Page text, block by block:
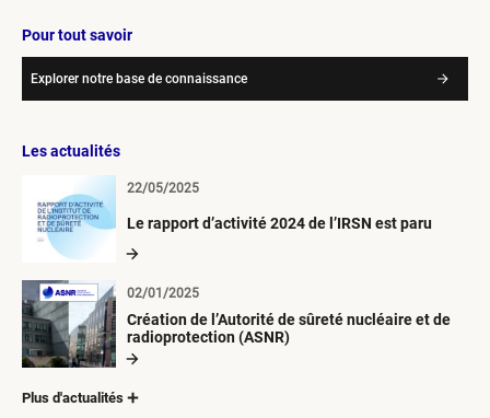
Pour tout savoir
Explorer notre base de connaissance
Les actualités
Le rapport d’activité 2024 de l’IRSN est paru
22/05/2025
Création de l’Autorité de sûreté nucléaire et de
radioprotection (ASNR)
02/01/2025
Plus d'actualités